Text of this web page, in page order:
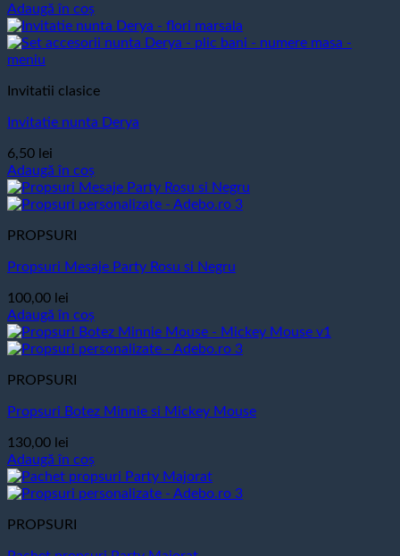
Adaugă în coș
Invitatii clasice
Invitatie nunta Derya
6,50 lei
Adaugă în coș
PROPSURI
Propsuri Mesaje Party Rosu si Negru
100,00 lei
Adaugă în coș
PROPSURI
Propsuri Botez Minnie si Mickey Mouse
130,00 lei
Adaugă în coș
PROPSURI